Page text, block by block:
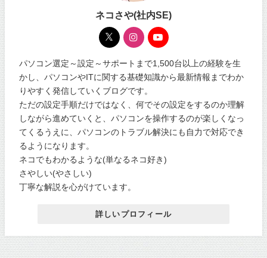
ネコさや(社内SE)
パソコン選定～設定～サポートまで1,500台以上の経験を生
かし、パソコンやITに関する基礎知識から最新情報までわか
りやすく発信していくブログです。
ただの設定手順だけではなく、何でその設定をするのか理解
しながら進めていくと、パソコンを操作するのが楽しくなっ
てくるうえに、パソコンのトラブル解決にも自力で対応でき
るようになります。
ネコでもわかるような(単なるネコ好き)
さやしい(やさしい)
丁寧な解説を心がけています。
詳しいプロフィール